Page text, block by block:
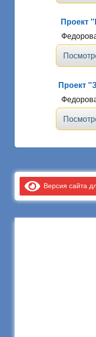
Проект
Проект
Версия сайта